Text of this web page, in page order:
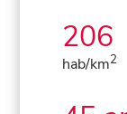
206
hab/km2